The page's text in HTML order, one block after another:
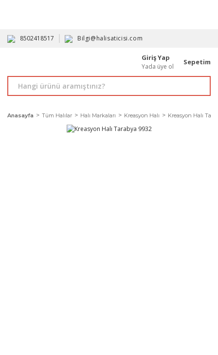
8502418517 Bilgi@halisaticisi.com
Giriş Yap
Yada üye ol
Sepetim
Anasayfa Tüm Halılar Halı Markaları Kreasyon Halı Kreasyon Halı